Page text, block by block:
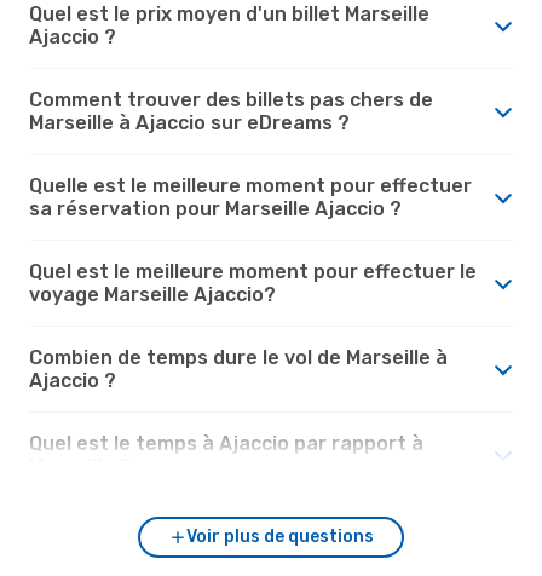
Quel est le prix moyen d'un billet Marseille
Ajaccio ?
Comment trouver des billets pas chers de
Marseille à Ajaccio sur eDreams ?
Quelle est le meilleure moment pour effectuer
sa réservation pour Marseille Ajaccio ?
Quel est le meilleure moment pour effectuer le
voyage Marseille Ajaccio?
Combien de temps dure le vol de Marseille à
Ajaccio ?
Quel est le temps à Ajaccio par rapport à
Voir plus de questions